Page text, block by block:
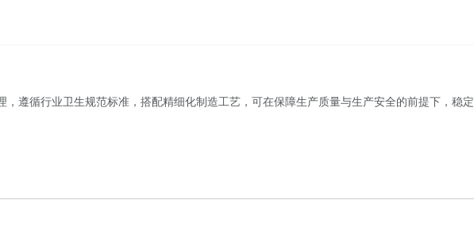
遵循行业卫生规范标准，搭配精细化制造工艺，可在保障生产质量与生产安全的前提下，稳定